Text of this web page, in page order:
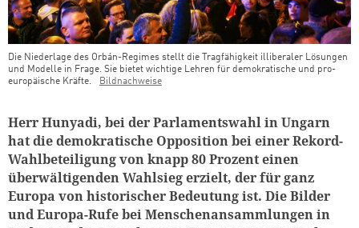
Die Niederlage des Orbán-Regimes stellt die Tragfähigkeit illiberaler Lösungen
und Modelle in Frage. Sie bietet wichtige Lehren für demokratische und pro-
europäische Kräfte.
Bildnachweise
Herr Hunyadi, bei der Parlamentswahl in Ungarn
hat die demokratische Opposition bei einer Rekord-
Wahlbeteiligung von knapp 80 Prozent einen
überwältigenden Wahlsieg erzielt, der für ganz
Europa von historischer Bedeutung ist. Die Bilder
und Europa-Rufe bei Menschenansammlungen in